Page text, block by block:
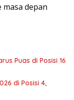
depan
Puas di Posisi 16
di Posisi 4,